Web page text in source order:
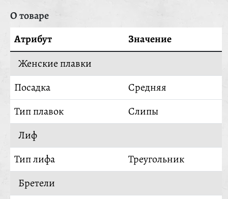
О товаре
Атрибут
Значение
Женские плавки
Посадка
Средняя
Тип плавок
Слипы
Лиф
Тип лифа
Треугольник
Бретели